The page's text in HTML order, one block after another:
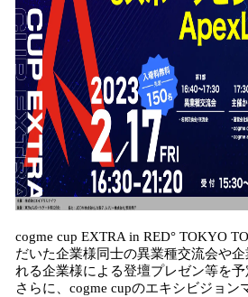
cogme cup EXTRA in RED° TOKYO
だいた企業様同士の異業種交流会や
れる企業様による登壇プレゼン等を予
さらに、cogme cupのエキシビジョン